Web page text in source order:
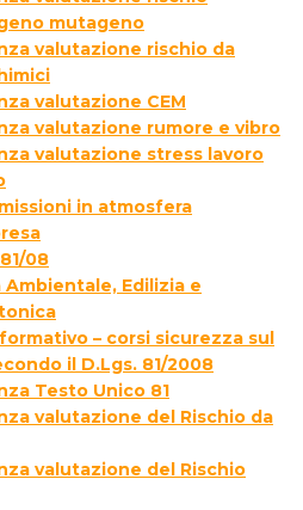
mutageno
valutazione rischio da
valutazione CEM
valutazione rumore e vibro
valutazione stress lavoro
in atmosfera
08
Edilizia e
– corsi sicurezza sul
il D.Lgs. 81/2008
Testo Unico 81
valutazione del Rischio da
valutazione del Rischio